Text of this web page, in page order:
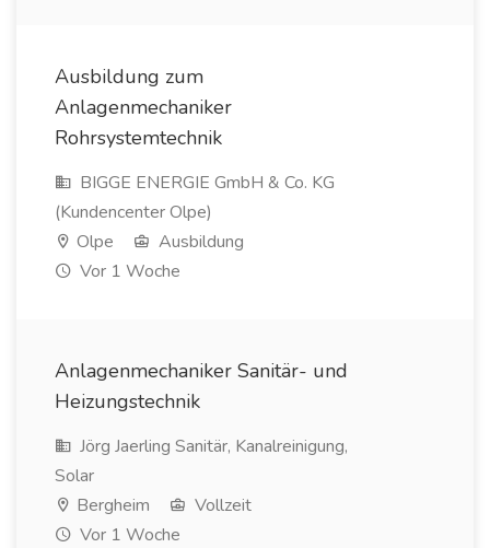
Ausbildung zum
Anlagenmechaniker
Rohrsystemtechnik
BIGGE ENERGIE GmbH & Co. KG
(Kundencenter Olpe)
Olpe
Ausbildung
Vor 1 Woche
Anlagenmechaniker Sanitär- und
Heizungstechnik
Jörg Jaerling Sanitär, Kanalreinigung,
Solar
Bergheim
Vollzeit
Vor 1 Woche